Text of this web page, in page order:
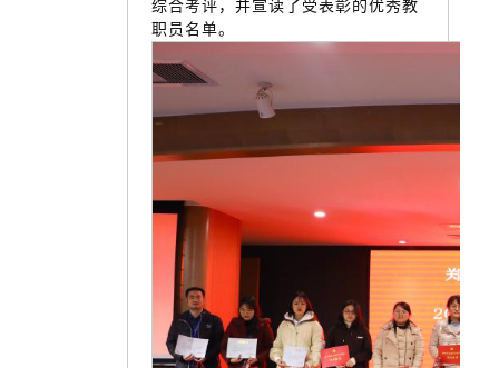
综合考评，并宣读了受表彰的优秀教
职员名单。